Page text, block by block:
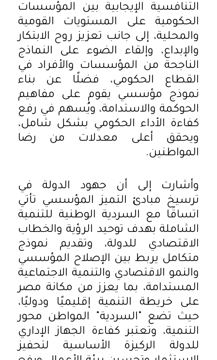
التنافسية الإيجابية بين المؤسسات
الحكومية على المستويات القومية
والمحلية، إلى جانب تعزيز روح الابتكار
والإبداع، وإلقاء الضوء على النماذج
الناجحة من المؤسسات والأفراد في
القطاع الحكومي، فضلًا عن بناء
نموذج مؤسسي يقوم على مفاهيم
الحوكمة والاستدامة، ويُسهم في رفع
كفاءة الأداء الحكومي بشكل شامل،
ويحقق أعلى معدلات من رضا
المواطنين.
وأشارت إلى أن جهود الدولة في
ترسيخ مبادئ التميز المؤسسي تأتي
اتساقًا مع السردية الوطنية للتنمية
الشاملة بهدف توحيد الرؤية والخطاب
الاقتصادي للدولة، وتقديم نموذج
متكامل يربط بين الإصلاح المؤسسي
والنمو الاقتصادي والتنمية الاجتماعية
المستدامة، بما يعزز من مكانة مصر
على خريطة التنمية إقليميًا ودوليًا،
حيث تضع "السردية" المواطن محور
التنمية، وتعتبر كفاءة الجهاز الإداري
للدولة الركيزة الأساسية لتحفيز